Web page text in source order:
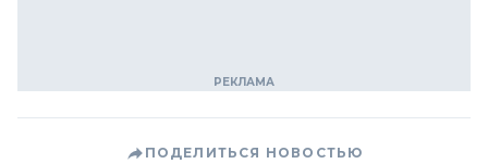
ПОДЕЛИТЬСЯ НОВОСТЬЮ